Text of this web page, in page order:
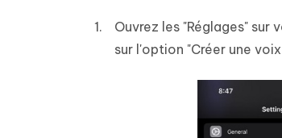
Ouvrez les "Réglages"
sur l'option "Créer une